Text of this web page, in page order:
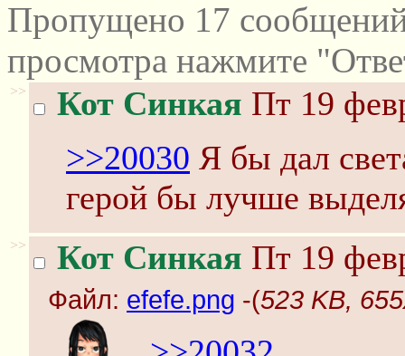
Пропущено 17
просмотра нажмите
>> Кот Синкая Пт 19
>>20030 Я бы дал
герой бы лучше
>> Кот Синкая Пт 19
Файл: efefe.png -(523 KB,